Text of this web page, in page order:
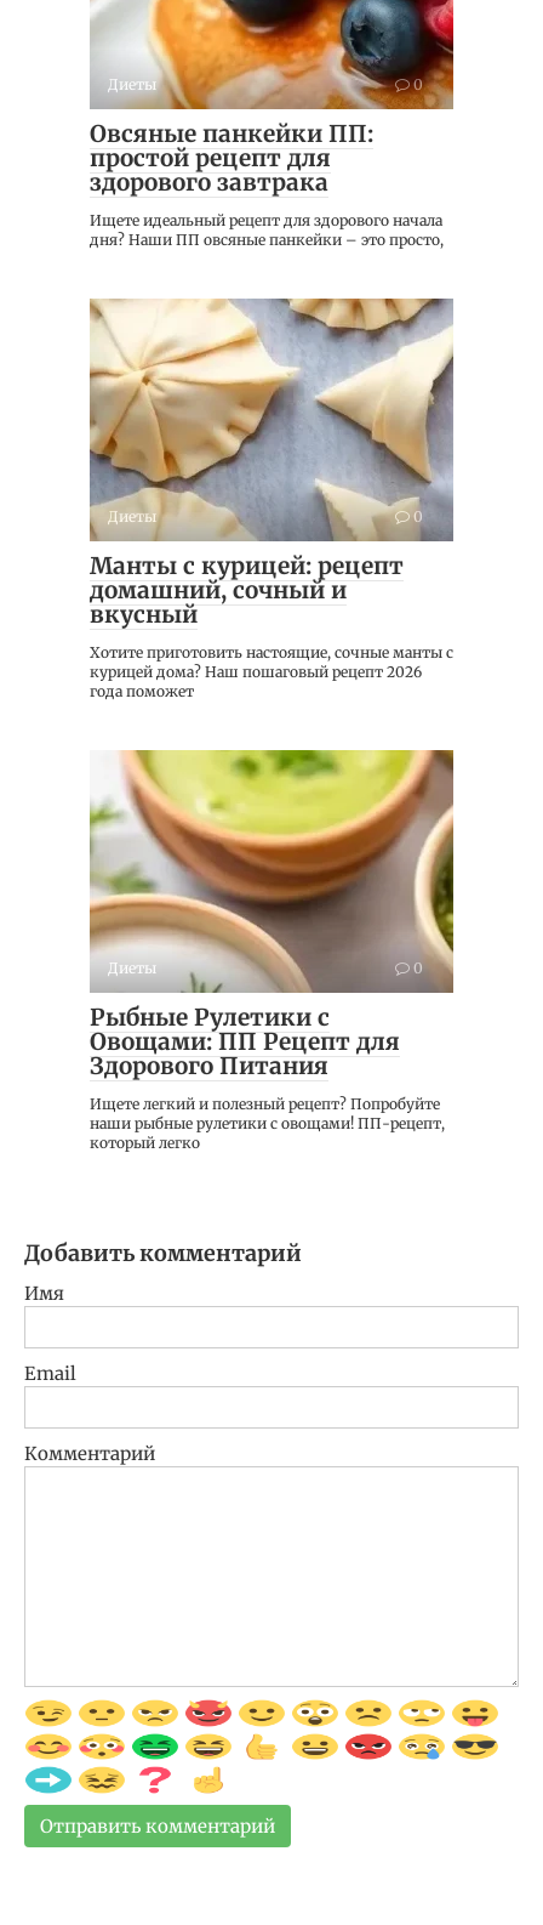
Диеты 0
Овсяные панкейки ПП:
простой рецепт для
здорового завтрака
Ищете идеальный рецепт для здорового начала
дня? Наши ПП овсяные панкейки – это просто,
Диеты 0
Манты с курицей: рецепт
домашний, сочный и
вкусный
Хотите приготовить настоящие, сочные манты с
курицей дома? Наш пошаговый рецепт 2026
года поможет
Диеты 0
Рыбные Рулетики с
Овощами: ПП Рецепт для
Здорового Питания
Ищете легкий и полезный рецепт? Попробуйте
наши рыбные рулетики с овощами! ПП-рецепт,
который легко
Добавить комментарий
Имя
Email
Комментарий